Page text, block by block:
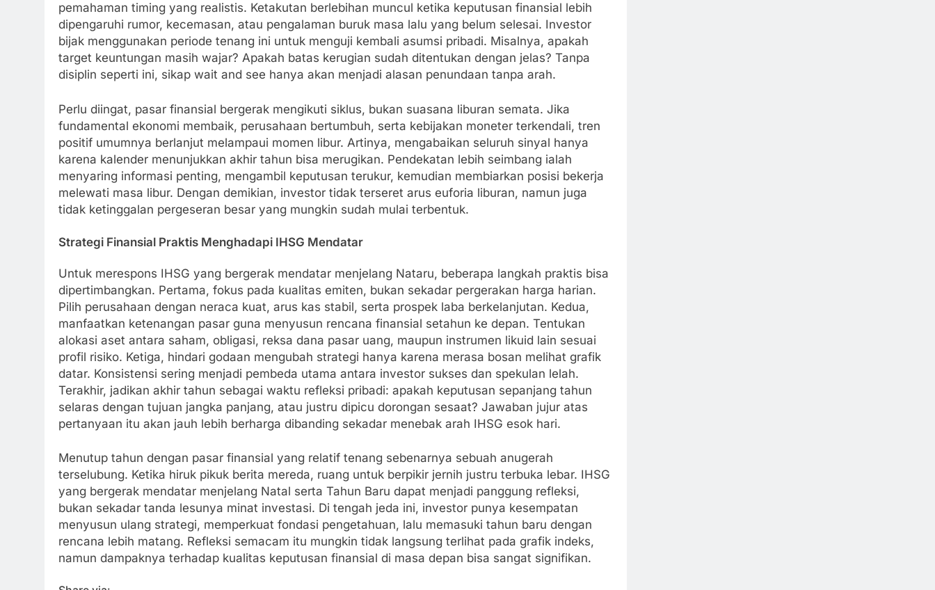
pemahaman timing yang realistis. Ketakutan berlebihan muncul ketika keputusan finansial lebih
dipengaruhi rumor, kecemasan, atau pengalaman buruk masa lalu yang belum selesai. Investor
bijak menggunakan periode tenang ini untuk menguji kembali asumsi pribadi. Misalnya, apakah
target keuntungan masih wajar? Apakah batas kerugian sudah ditentukan dengan jelas? Tanpa
disiplin seperti ini, sikap wait and see hanya akan menjadi alasan penundaan tanpa arah.
Perlu diingat, pasar finansial bergerak mengikuti siklus, bukan suasana liburan semata. Jika
fundamental ekonomi membaik, perusahaan bertumbuh, serta kebijakan moneter terkendali, tren
positif umumnya berlanjut melampaui momen libur. Artinya, mengabaikan seluruh sinyal hanya
karena kalender menunjukkan akhir tahun bisa merugikan. Pendekatan lebih seimbang ialah
menyaring informasi penting, mengambil keputusan terukur, kemudian membiarkan posisi bekerja
melewati masa libur. Dengan demikian, investor tidak terseret arus euforia liburan, namun juga
tidak ketinggalan pergeseran besar yang mungkin sudah mulai terbentuk.
Strategi Finansial Praktis Menghadapi IHSG Mendatar
Untuk merespons IHSG yang bergerak mendatar menjelang Nataru, beberapa langkah praktis bisa
dipertimbangkan. Pertama, fokus pada kualitas emiten, bukan sekadar pergerakan harga harian.
Pilih perusahaan dengan neraca kuat, arus kas stabil, serta prospek laba berkelanjutan. Kedua,
manfaatkan ketenangan pasar guna menyusun rencana finansial setahun ke depan. Tentukan
alokasi aset antara saham, obligasi, reksa dana pasar uang, maupun instrumen likuid lain sesuai
profil risiko. Ketiga, hindari godaan mengubah strategi hanya karena merasa bosan melihat grafik
datar. Konsistensi sering menjadi pembeda utama antara investor sukses dan spekulan lelah.
Terakhir, jadikan akhir tahun sebagai waktu refleksi pribadi: apakah keputusan sepanjang tahun
selaras dengan tujuan jangka panjang, atau justru dipicu dorongan sesaat? Jawaban jujur atas
pertanyaan itu akan jauh lebih berharga dibanding sekadar menebak arah IHSG esok hari.
Menutup tahun dengan pasar finansial yang relatif tenang sebenarnya sebuah anugerah
terselubung. Ketika hiruk pikuk berita mereda, ruang untuk berpikir jernih justru terbuka lebar. IHSG
yang bergerak mendatar menjelang Natal serta Tahun Baru dapat menjadi panggung refleksi,
bukan sekadar tanda lesunya minat investasi. Di tengah jeda ini, investor punya kesempatan
menyusun ulang strategi, memperkuat fondasi pengetahuan, lalu memasuki tahun baru dengan
rencana lebih matang. Refleksi semacam itu mungkin tidak langsung terlihat pada grafik indeks,
namun dampaknya terhadap kualitas keputusan finansial di masa depan bisa sangat signifikan.